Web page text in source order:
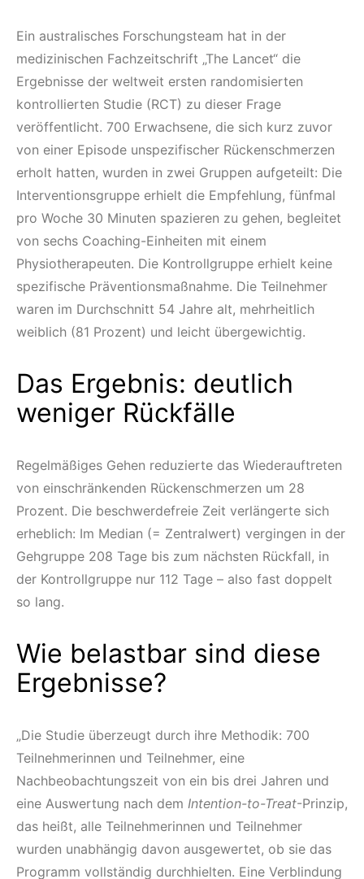
Ein australisches Forschungsteam hat in der
medizinischen Fachzeitschrift „The Lancet“ die
Ergebnisse der weltweit ersten randomisierten
kontrollierten Studie (RCT) zu dieser Frage
veröffentlicht. 700 Erwachsene, die sich kurz zuvor
von einer Episode unspezifischer Rückenschmerzen
erholt hatten, wurden in zwei Gruppen aufgeteilt: Die
Interventionsgruppe erhielt die Empfehlung, fünfmal
pro Woche 30 Minuten spazieren zu gehen, begleitet
von sechs Coaching-Einheiten mit einem
Physiotherapeuten. Die Kontrollgruppe erhielt keine
spezifische Präventionsmaßnahme. Die Teilnehmer
waren im Durchschnitt 54 Jahre alt, mehrheitlich
weiblich (81 Prozent) und leicht übergewichtig.
Das Ergebnis: deutlich
weniger Rückfälle
Regelmäßiges Gehen reduzierte das Wiederauftreten
von einschränkenden Rückenschmerzen um 28
Prozent. Die beschwerdefreie Zeit verlängerte sich
erheblich: Im Median (= Zentralwert) vergingen in der
Gehgruppe 208 Tage bis zum nächsten Rückfall, in
der Kontrollgruppe nur 112 Tage – also fast doppelt
so lang.
Wie belastbar sind diese
Ergebnisse?
„Die Studie überzeugt durch ihre Methodik: 700
Teilnehmerinnen und Teilnehmer, eine
Nachbeobachtungszeit von ein bis drei Jahren und
eine Auswertung nach dem Intention-to-Treat-Prinzip,
das heißt, alle Teilnehmerinnen und Teilnehmer
wurden unabhängig davon ausgewertet, ob sie das
Programm vollständig durchhielten. Eine Verblindung